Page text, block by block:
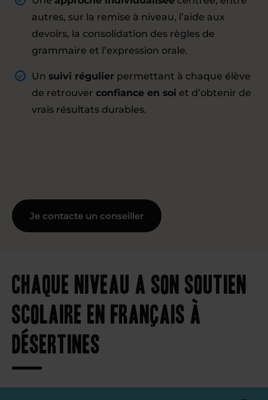
autres, sur la remise à niveau, l’aide aux
devoirs, la consolidation des règles de
grammaire et l’expression orale.
Un suivi régulier permettant à chaque élève
de retrouver confiance en soi et d’obtenir de
vrais résultats durables.
Je contacte un conseiller
Chaque niveau a son soutien
scolaire en français à
Désertines